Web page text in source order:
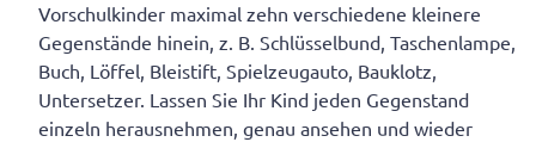
Vorschulkinder maximal zehn verschiedene kleinere
Gegenstände hinein, z. B. Schlüsselbund, Taschenlampe,
Buch, Löffel, Bleistift, Spielzeugauto, Bauklotz,
Untersetzer. Lassen Sie Ihr Kind jeden Gegenstand
einzeln herausnehmen, genau ansehen und wieder